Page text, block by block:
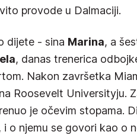
provode u Dalmaciji.
dijete - sina Marina, a
, danas trenerica
Nakon završetka
Roosevelt Universityju.
je očevim stopama.
i o njemu se govori kao o